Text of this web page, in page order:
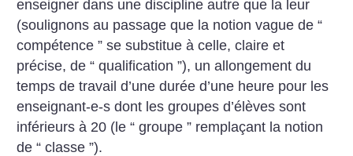
enseigner dans une discipline autre que la leur
(soulignons au passage que la notion vague de “
compétence ” se substitue à celle, claire et
précise, de “ qualification ”), un allongement du
temps de travail d’une durée d’une heure pour les
enseignant-e-s dont les groupes d’élèves sont
inférieurs à 20 (le “ groupe ” remplaçant la notion
de “ classe ”).